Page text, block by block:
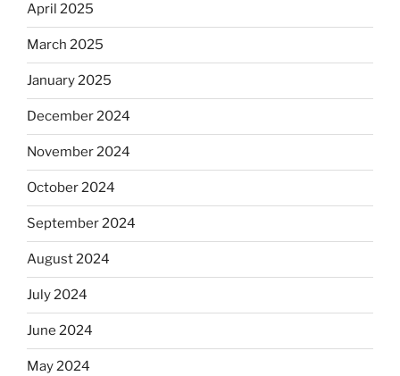
April 2025
March 2025
January 2025
December 2024
November 2024
October 2024
September 2024
August 2024
July 2024
June 2024
May 2024